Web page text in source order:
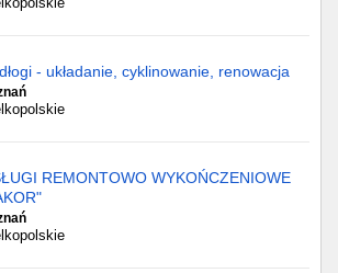
- układanie, cyklinowanie, renowacja
REMONTOWO WYKOŃCZENIOWE